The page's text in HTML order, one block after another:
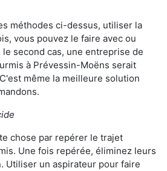
méthodes ci-dessus, utiliser la
vous pouvez le faire avec ou
second cas, une entreprise de
à Prévessin-Moëns serait
même la meilleure solution
chose par repérer le trajet
Une fois repérée, éliminez leurs
Utiliser un aspirateur pour faire